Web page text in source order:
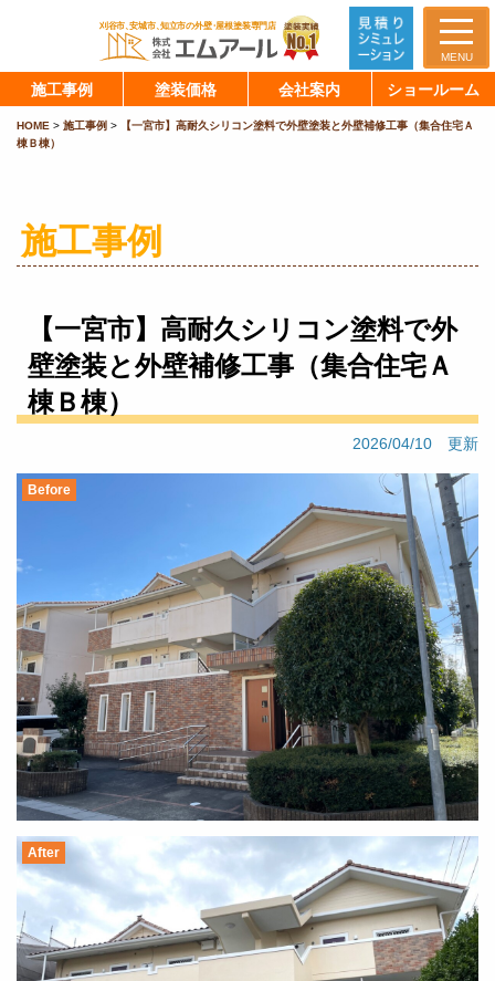
MENU
施工事例 塗装価格 会社案内 ショールーム
HOME > 施工事例 >
【一宮市】高耐久シリコン塗料で外壁塗装と外壁補修工事（集合住宅Ａ
棟Ｂ棟）
施工事例
【一宮市】高耐久シリコン塗料で外
壁塗装と外壁補修工事（集合住宅Ａ
棟Ｂ棟）
2026/04/10 更新
Before
After